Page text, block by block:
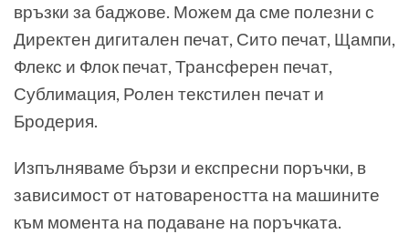
връзки за баджове. Можем да сме полезни с
Директен дигитален печат, Сито печат, Щампи,
Флекс и Флок печат, Трансферен печат,
Сублимация, Ролен текстилен печат и
Бродерия.
Изпълняваме бързи и експресни поръчки, в
зависимост от натовареността на машините
към момента на подаване на поръчката.